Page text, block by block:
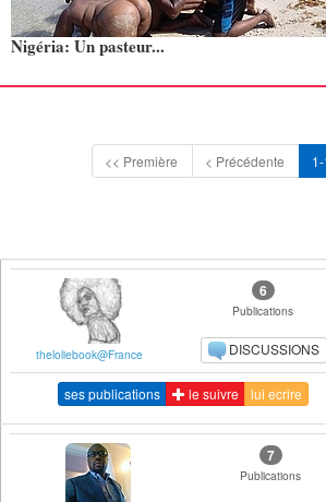
Nigéria: Un pasteur...
<< Première < Précédente
theloliebook@France
6
Publications
DISCUSSIONS
ses publications le suivre lui ecrire
7
Publications